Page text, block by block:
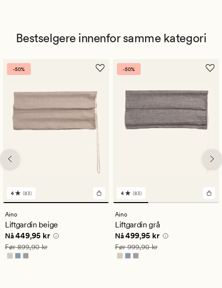
Bestselgere innenfor samme kategori
-50%
83
anmeldelser
med
en
gjennomsnittlig
vurdering
på
4
4 (83)
Aino
Liftgardin beige
Nåværende pris
Nå449,95 kr
Vanlig pris 899,90 kr
Før899,90 kr
-50%
83
anmeldelser
med
en
gjennomsnittlig
vurdering
på
4
4 (83)
Aino
Liftgardin grå
Nåværende pris
Nå499,95 kr
Vanlig pris 999,90 kr
Før999,90 kr